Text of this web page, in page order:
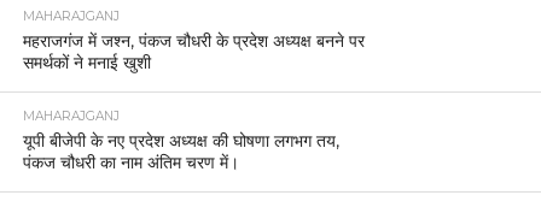
MAHARAJGANJ
महराजगंज में जश्न, पंकज चौधरी के प्रदेश अध्यक्ष बनने पर
समर्थकों ने मनाई खुशी
MAHARAJGANJ
यूपी बीजेपी के नए प्रदेश अध्यक्ष की घोषणा लगभग तय,
पंकज चौधरी का नाम अंतिम चरण में।